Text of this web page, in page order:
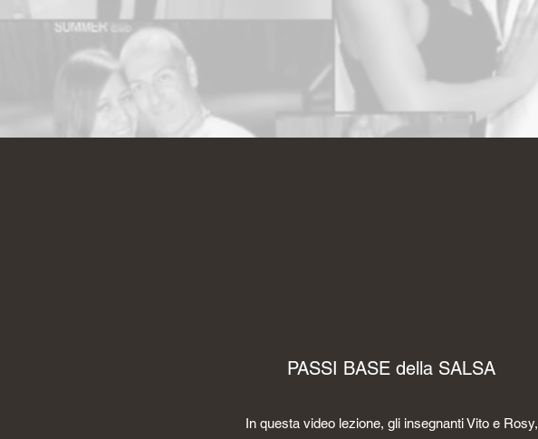
PASSI BASE della SALSA
In questa video lezione, gli insegnanti Vito e Rosy,